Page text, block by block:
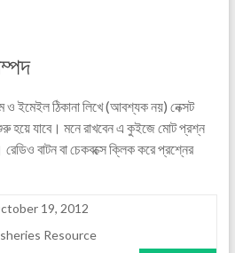
ও ইমেইল ঠিকানা লিখে (আবশ্যক নয়) নেক্সট
হয়ে যাবে। মনে রাখবেন এ কুইজে মোট প্রশ্ন
বাটন বা চেকবক্সে ক্লিক করে প্রশ্নের
19, 2012
Resource